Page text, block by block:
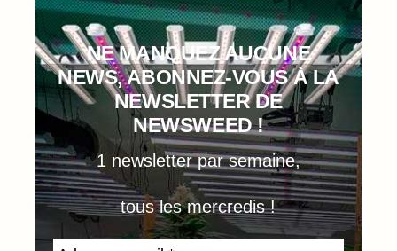
NE MANQUEZ AUCUNE
NEWS, ABONNEZ-VOUS À LA
NEWSLETTER DE
NEWSWEED !
1 newsletter par semaine,
tous les mercredis !